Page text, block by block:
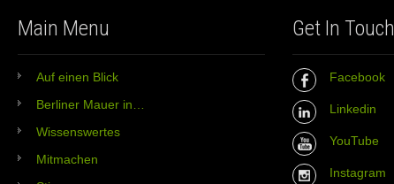
Main Menu
Auf einen Blick
Berliner Mauer in…
Wissenswertes
Mitmachen
Get In Touch
Facebook
Linkedin
YouTube
Instagram